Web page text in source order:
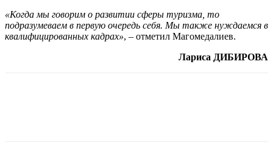
«Когда мы говорим о развитии сферы туризма, то
подразумеваем в первую очередь себя. Мы также нуждаемся в
квалифицированных кадрах», – отметил Магомедалиев.
Лариса ДИБИРОВА